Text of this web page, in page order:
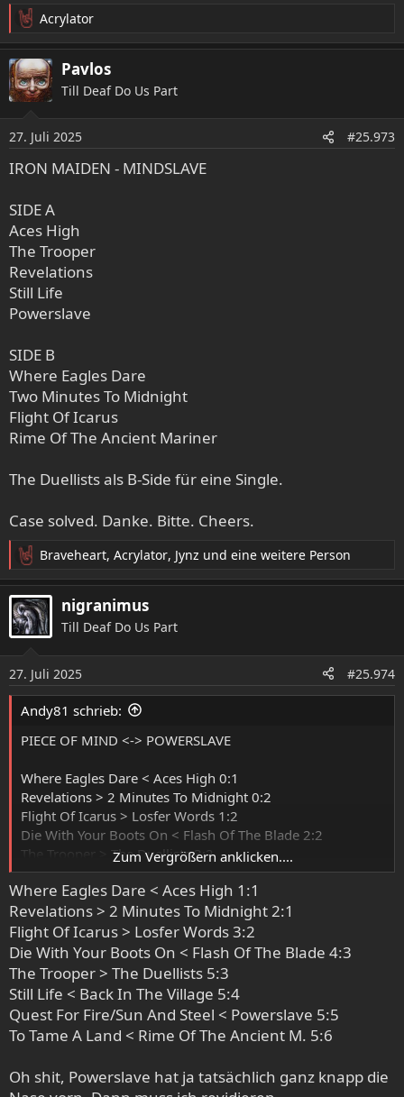
R
e
a
k
t
n
e
n
Acrylator
Pavlos
Till Deaf Do Us Part
27. Juli 2025 #25.973
IRON MAIDEN - MINDSLAVE
SIDE A
Aces High
The Trooper
Revelations
Still Life
Powerslave
SIDE B
Where Eagles Dare
Two Minutes To Midnight
Flight Of Icarus
Rime Of The Ancient Mariner
The Duellists als B-Side für eine Single.
Case solved. Danke. Bitte. Cheers.
R
e
a
k
t
n
e
n
Braveheart, Acrylator, Jynz und eine weitere Person
nigranimus
Till Deaf Do Us Part
27. Juli 2025 #25.974
Andy81 schrieb:
PIECE OF MIND <-> POWERSLAVE
Where Eagles Dare < Aces High 0:1
Revelations > 2 Minutes To Midnight 0:2
Flight Of Icarus > Losfer Words 1:2
Die With Your Boots On < Flash Of The Blade 2:2
The Trooper > The Duellists 3:2
Still Life < Back In The Village 3,5:2,5
Quest For Fire/Sun And Steel < Powerslave 3,5:3,5
To Tame A Land < Rime Of The Ancient Mariner 3,5:4,5
Zum Vergrößern anklicken....
Where Eagles Dare < Aces High 1:1
Revelations > 2 Minutes To Midnight 2:1
Flight Of Icarus > Losfer Words 3:2
Die With Your Boots On < Flash Of The Blade 4:3
The Trooper > The Duellists 5:3
Still Life < Back In The Village 5:4
Quest For Fire/Sun And Steel < Powerslave 5:5
To Tame A Land < Rime Of The Ancient M. 5:6
Oh shit, Powerslave hat ja tatsächlich ganz knapp die